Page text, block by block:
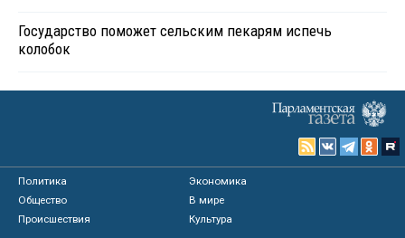
Государство поможет сельским пекарям испечь
колобок
Политика
Экономика
Общество
В мире
Происшествия
Культура